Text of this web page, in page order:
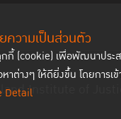
ความเป็นส่วนตัว
กกี้ (cookie) เพื่อพัฒนาประ
าต่างๆ ให้ดียิ่งขึ้น โดยการเ
DetailInstitute of